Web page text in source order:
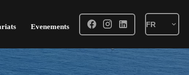
Evenements FR